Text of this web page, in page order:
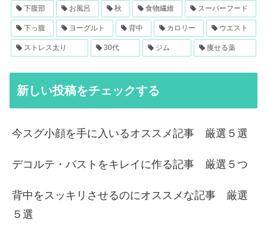
下腹部 お風呂 秋 食物繊維 スーパーフード
下っ腹 ヨーグルト 背中 カロリー ウエスト
ストレス太り 30代 ジム 痩せる薬
新しい投稿をチェックする
今スグ小顔を手に入いるオススメ記事 厳選５選
デコルテ・バストをキレイに作る記事 厳選５つ
背中をスッキリさせるのにオススメな記事 厳選
５選